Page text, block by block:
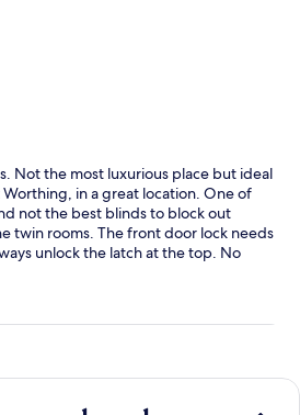
Not the most luxurious place but ideal
in a great location. One of
not the best blinds to block out
twin rooms. The front door lock needs
unlock the latch at the top. No
would be in the information booklet.
could be made to make it a nicer
for 2 nights we all slept well apart
the morning sun out.